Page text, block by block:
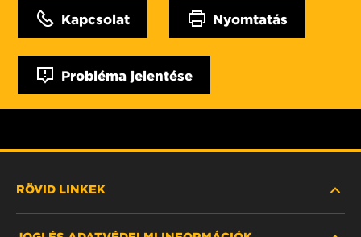
Kapcsolat Nyomtatás
Probléma jelentése
RÖVID LINKEK